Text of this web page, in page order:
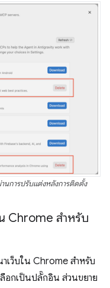
นการปรับแต่งหลังการติดตั้ง
Chrome สำหรับ
เว็บใน Chrome สำหรับ
กเป็นปลั๊กอิน ส่วนขยาย